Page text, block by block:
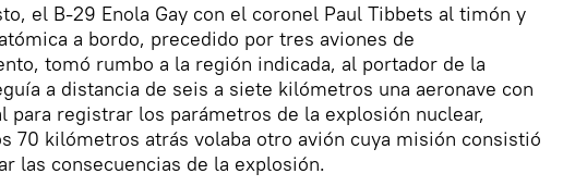
el B-29 Enola Gay con el coronel Paul Tibbets al timón y
a bordo, precedido por tres aviones de
tomó rumbo a la región indicada, al portador de la
a distancia de seis a siete kilómetros una aeronave con
para registrar los parámetros de la explosión nuclear,
70 kilómetros atrás volaba otro avión cuya misión consistió
las consecuencias de la explosión.